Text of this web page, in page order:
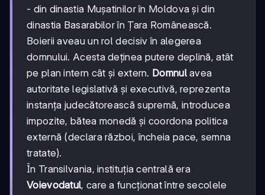
- din dinastia Mușatinilor în Moldova și din
dinastia Basarabilor în Țara Românească.
Boierii aveau un rol decisiv în alegerea
domnului. Acesta deținea putere deplină, atât
pe plan intern cât și extern. Domnulavea
autoritate legislativă și executivă, reprezenta
instanța judecătorească supremă, introducea
impozite, bătea monedă și coordona politica
externă (declara război, încheia pace, semna
tratate).
În Transilvania, instituția centrală era
Voievodatul, care a funcționat între secolele